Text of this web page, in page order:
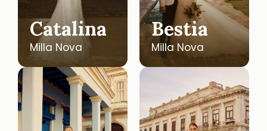
Catalina
Milla Nova
Bestia
Milla Nova